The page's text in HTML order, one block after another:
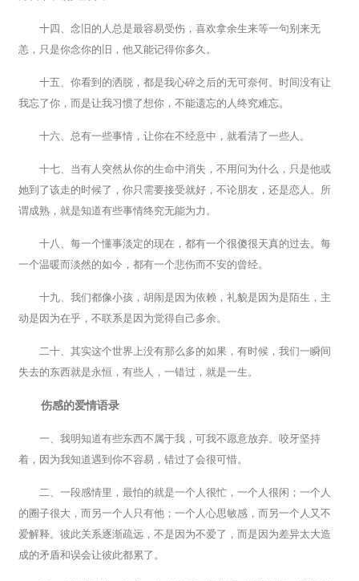
十四、念旧的人总是最容易受伤，喜欢拿余生来等一句别来无
恙，只是你念你的旧，他又能记得你多久。
十五、你看到的洒脱，都是我心碎之后的无可奈何。时间没有让
我忘了你，而是让我习惯了想你，不能遗忘的人终究难忘。
十六、总有一些事情，让你在不经意中，就看清了一些人。
十七、当有人突然从你的生命中消失，不用问为什么，只是他或
她到了该走的时候了，你只需要接受就好，不论朋友，还是恋人。所
谓成熟，就是知道有些事情终究无能为力。
十八、每一个懂事淡定的现在，都有一个很傻很天真的过去。每
一个温暖而淡然的如今，都有一个悲伤而不安的曾经。
十九、我们都像小孩，胡闹是因为依赖，礼貌是因为是陌生，主
动是因为在乎，不联系是因为觉得自己多余。
二十、其实这个世界上没有那么多的如果，有时候，我们一瞬间
失去的东西就是永恒，有些人，一错过，就是一生。
伤感的爱情语录
一、我明知道有些东西不属于我，可我不愿意放弃。咬牙坚持
着，因为我知道遇到你不容易，错过了会很可惜。
二、一段感情里，最怕的就是一个人很忙，一个人很闲；一个人
的圈子很大，而另一个人只有他；一个人心思敏感，而另一个人又不
爱解释。彼此关系逐渐疏远，不是因为不爱了，而是因为差异太大造
成的矛盾和误会让彼此都累了。